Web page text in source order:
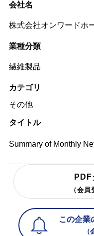
会社名
株式会社オンワードホ
業種分類
繊維製品
カテゴリ
その他
タイトル
Summary of Monthly
PDF
（会
この企業